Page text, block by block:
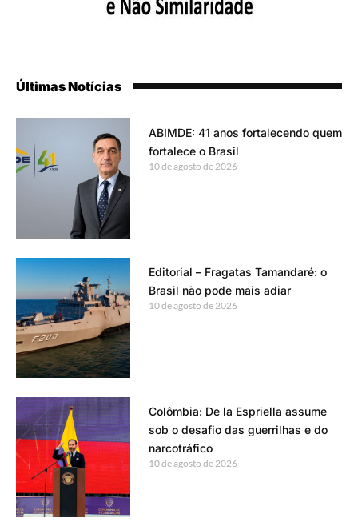
Últimas Notícias
ABIMDE: 41 anos fortalecendo quem
fortalece o Brasil
10 de agosto de 2026
Editorial – Fragatas Tamandaré: o
Brasil não pode mais adiar
10 de agosto de 2026
Colômbia: De la Espriella assume
sob o desafio das guerrilhas e do
narcotráfico
10 de agosto de 2026